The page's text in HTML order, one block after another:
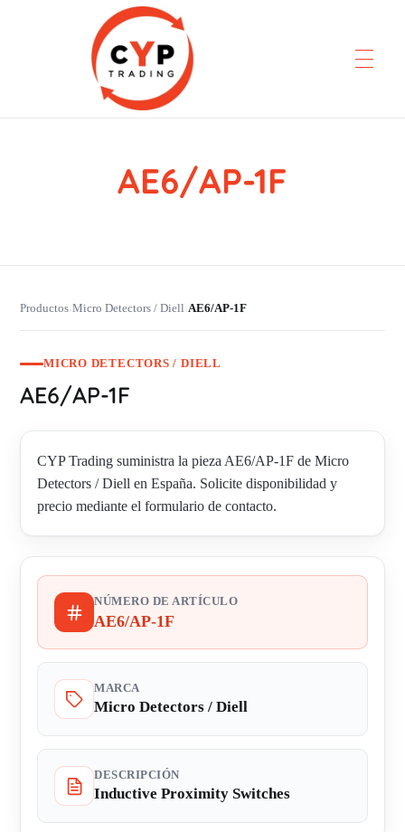
CYP Trading
AE6/AP-1F
Productos›Micro Detectors / Diell›AE6/AP-1F
MICRO DETECTORS / DIELL
AE6/AP-1F
CYP Trading suministra la pieza AE6/AP-1F de Micro
Detectors / Diell en España. Solicite disponibilidad y
precio mediante el formulario de contacto.
NÚMERO DE ARTÍCULO
AE6/AP-1F
MARCA
Micro Detectors / Diell
DESCRIPCIÓN
Inductive Proximity Switches